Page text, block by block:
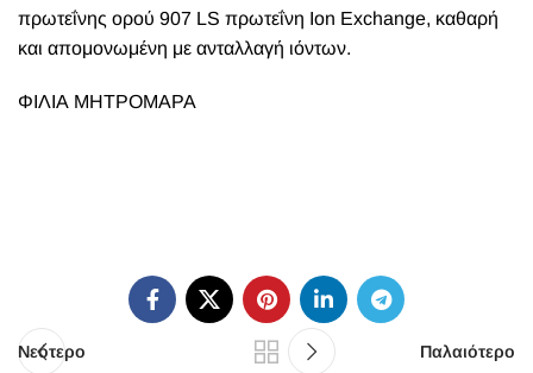
πρωτεΐνης ορού 907 LS πρωτεΐνη Ion Exchange, καθαρή
και απομονωμένη με ανταλλαγή ιόντων.
ΦΙΛΙΑ ΜΗΤΡΟΜΑΡΑ
Νεότερο Παλαιότερο